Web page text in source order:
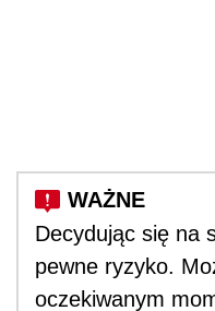
Decydując się na
pewne ryzyko.
oczekiwanym